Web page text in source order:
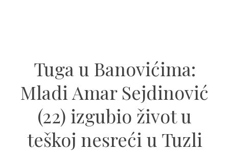
Tuga u Banovićima:
Mladi Amar Sejdinović
(22) izgubio život u
teškoj nesreći u Tuzli